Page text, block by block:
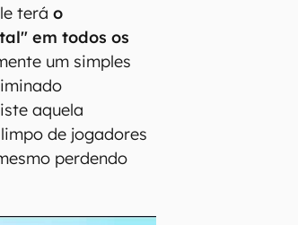
teráo
em todos os
um simples
aquela
de jogadores
perdendo